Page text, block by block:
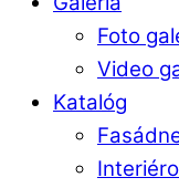
Foto
Video
Katalóg